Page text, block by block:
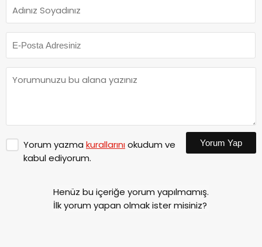
Yorum yazma kurallarınıokudum ve
kabul ediyorum.
Yorum Yap
Henüz bu içeriğe yorum yapılmamış.
İlk yorum yapan olmak ister misiniz?